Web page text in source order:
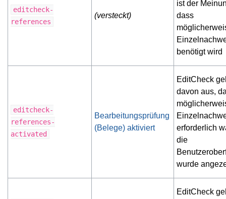
editcheck-
references
(versteckt)
ist der
dass
benötigt wird
editcheck-
references-
activated
Bearbeitungsprüfung
(Belege) aktiviert
EditCheck
davon aus,
erforderlich
die
wurde
EditCheck